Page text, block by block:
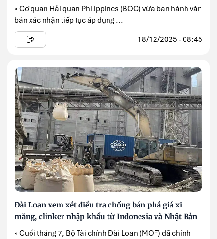
» Cơ quan Hải quan Philippines (BOC) vừa ban hành văn
bản xác nhận tiếp tục áp dụng ...
18/12/2025 - 08:45
Đài Loan xem xét điều tra chống bán phá giá xi
măng, clinker nhập khẩu từ Indonesia và Nhật Bản
» Cuối tháng 7, Bộ Tài chính Đài Loan (MOF) đã chính